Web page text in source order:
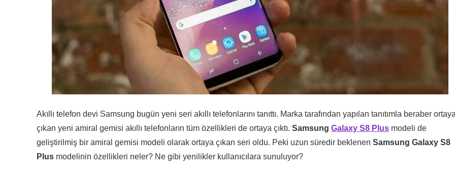
Akıllı telefon devi Samsung bugün yeni seri akıllı telefonlarını tanıttı. Marka tarafından yapılan tanıtımla beraber
çıkan yeni amiral gemisi akıllı telefonların tüm özellikleri de ortaya çıktı. Samsung Galaxy S8 Plus modeli de
geliştirilmiş bir amiral gemisi modeli olarak ortaya çıkan seri oldu. Peki uzun süredir beklenen Samsung Galaxy S8
Plus modelinin özellikleri neler? Ne gibi yenilikler kullanıcılara sunuluyor?